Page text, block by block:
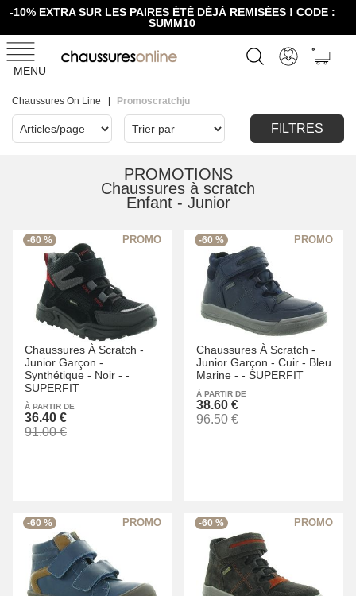
-10% EXTRA SUR LES PAIRES ÉTÉ DÉJÀ REMISÉES ! CODE :
SUMM10
MENU
Chaussures On Line Promoscratchju
FILTRES
PROMOTIONS
Chaussures à scratch
Enfant - Junior
-60 %
Chaussures À Scratch -
Junior Garçon -
Synthétique - Noir - -
SUPERFIT
À PARTIR DE
36.40 €
91.00 €
-60 %
Chaussures À Scratch -
Junior Garçon - Cuir - Bleu
Marine - - SUPERFIT
À PARTIR DE
38.60 €
96.50 €
-60 % -60 %